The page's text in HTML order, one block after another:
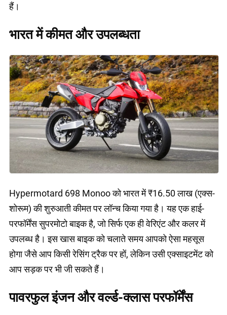
हैं।
भारत में कीमत और उपलब्धता
Hypermotard 698 Monoo को भारत में ₹16.50 लाख (एक्स-
शोरूम) की शुरुआती कीमत पर लॉन्च किया गया है। यह एक हाई-
परफॉर्मेंस सुपरमोटो बाइक है, जो सिर्फ एक ही वेरिएंट और कलर में
उपलब्ध है। इस खास बाइक को चलाते समय आपको ऐसा महसूस
होगा जैसे आप किसी रेसिंग ट्रैक पर हों, लेकिन उसी एक्साइटमेंट को
आप सड़क पर भी जी सकते हैं।
पावरफुल इंजन और वर्ल्ड-क्लास परफॉर्मेंस